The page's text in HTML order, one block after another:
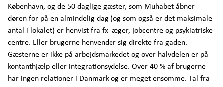
København, og de 50 daglige gæster, som Muhabet åbner
døren for på en almindelig dag (og som også er det maksimale
antal i lokalet) er henvist fra fx læger, jobcentre og psykiatriske
centre. Eller brugerne henvender sig direkte fra gaden.
Gæsterne er ikke på arbejdsmarkedet og over halvdelen er på
kontanthjælp eller integrationsydelse. Over 40 % af brugerne
har ingen relationer i Danmark og er meget ensomme. Tal fra